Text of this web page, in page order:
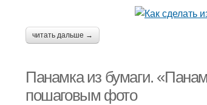
читать дальше →
Панамка из бумаги.
пошаговым фото